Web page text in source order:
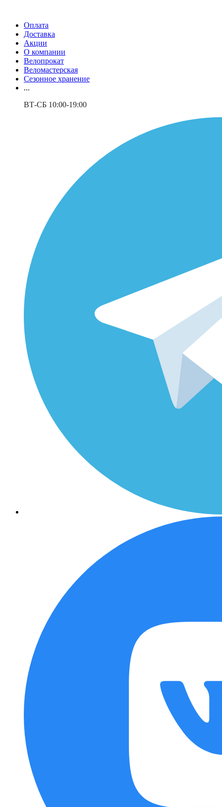
Оплата
Доставка
Акции
О компании
Велопрокат
Веломастерская
Сезонное хранение
...
ВТ-СБ 10:00-19:00